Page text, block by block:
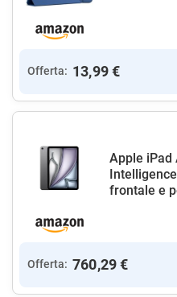
Offerta: 13,99 €
Apple iPad
frontale e
Offerta: 760,29 €